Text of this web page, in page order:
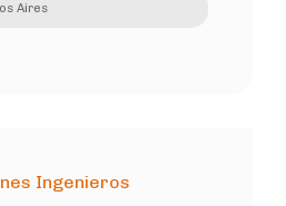
Aires
Ingenieros